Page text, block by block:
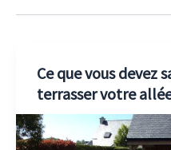
Ce que vous devez
terrasser votre